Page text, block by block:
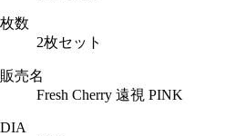
枚数
2枚セット
販売名
Fresh Cherry 遠視 PINK
DIA